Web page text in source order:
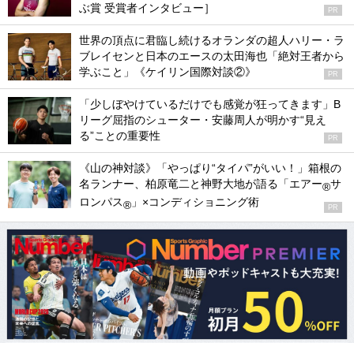
ぶ賞 受賞者インタビュー］
PR
世界の頂点に君臨し続けるオランダの超人ハリー・ラ
ブレイセンと日本のエースの太田海也「絶対王者から
学ぶこと」《ケイリン国際対談②》
PR
「少しぼやけているだけでも感覚が狂ってきます」B
リーグ屈指のシューター・安藤周人が明かす“見え
る”ことの重要性
PR
《山の神対談》「やっぱり“タイパ”がいい！」箱根の
名ランナー、柏原竜二と神野大地が語る「エアー®サ
ロンパス® 」×コンディショニング術 PR